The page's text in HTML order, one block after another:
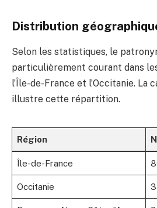
Distribution
Selon les statistiques, le
particulièrement courant dans
l’Île-de-France et l’Occitanie. La
illustre cette répartition.
Région
Île-de-France
Occitanie